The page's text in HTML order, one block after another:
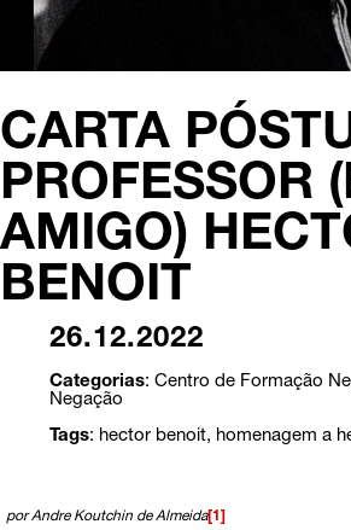
CARTA
PROFESSOR
AMIGO)
BENOIT
26.12.2022
Categorias: Centro de Formação
Negação
Tags: hector benoit, homenagem a
por Andre Koutchin de Almeida[1]